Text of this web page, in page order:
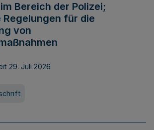
Bereich der Polizei;
Regelungen für die
von
29. Juli 2026